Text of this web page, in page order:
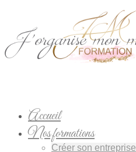
Accueil
Nos formations
Créer son entreprise